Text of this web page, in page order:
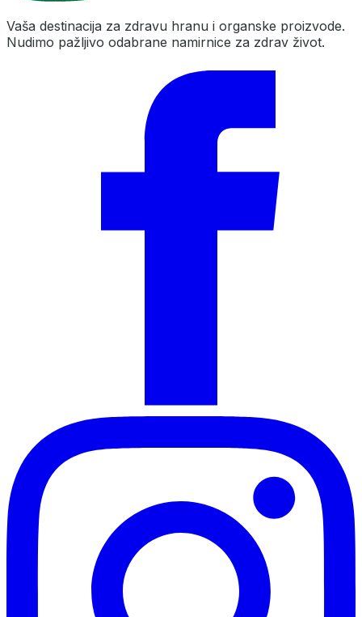
Vaša destinacija za zdravu hranu i organske proizvode.
Nudimo pažljivo odabrane namirnice za zdrav život.